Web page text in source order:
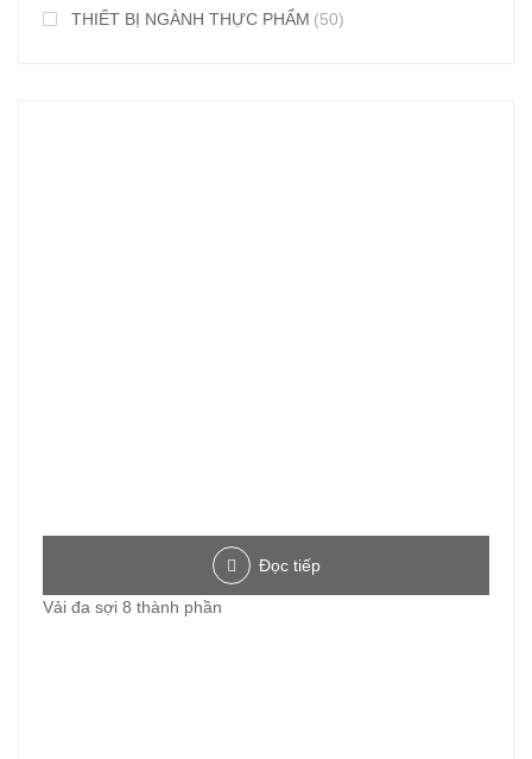
THIẾT BỊ NGÀNH THỰC PHẨM (50)
Đọc tiếp
Vải đa sợi 8 thành phần